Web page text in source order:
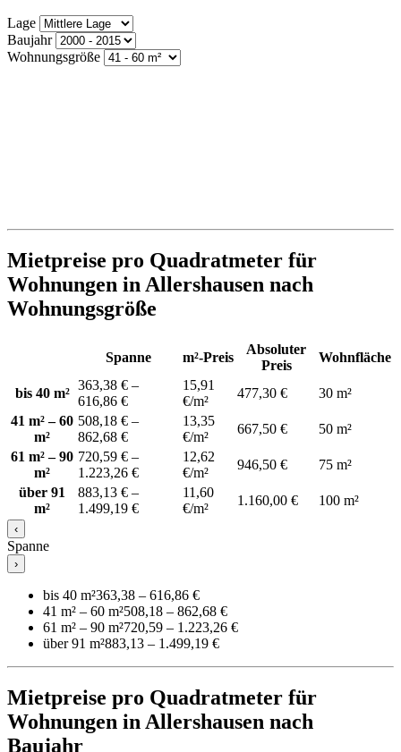
Lage
Baujahr
Wohnungsgröße
Mietpreise pro Quadratmeter für
Wohnungen in Allershausen nach
Wohnungsgröße
Spanne m²-Preis
Absoluter
Preis
Wohnfläche
bis 40 m²
363,38 € –
616,86 €
15,91
€/m²
477,30 €
30 m²
41 m² – 60
m²
508,18 € –
862,68 €
13,35
€/m²
667,50 €
50 m²
61 m² – 90
m²
720,59 € –
1.223,26 €
12,62
€/m²
946,50 €
75 m²
über 91
m²
883,13 € –
1.499,19 €
11,60
€/m²
1.160,00 € 100 m²
‹
Spanne
›
bis 40 m²363,38 – 616,86 €
41 m² – 60 m²508,18 – 862,68 €
61 m² – 90 m²720,59 – 1.223,26 €
über 91 m²883,13 – 1.499,19 €
Mietpreise pro Quadratmeter für
Wohnungen in Allershausen nach
Baujahr